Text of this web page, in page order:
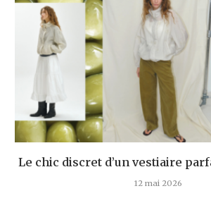
Le chic discret d’un vestiaire
12 mai 2026